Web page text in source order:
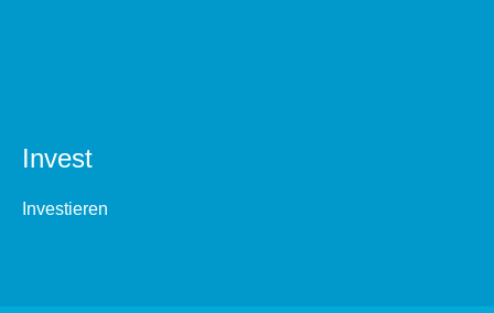
Invest
Investieren